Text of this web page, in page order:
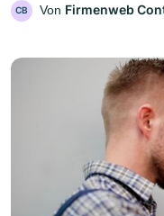
CB Von Firmenweb